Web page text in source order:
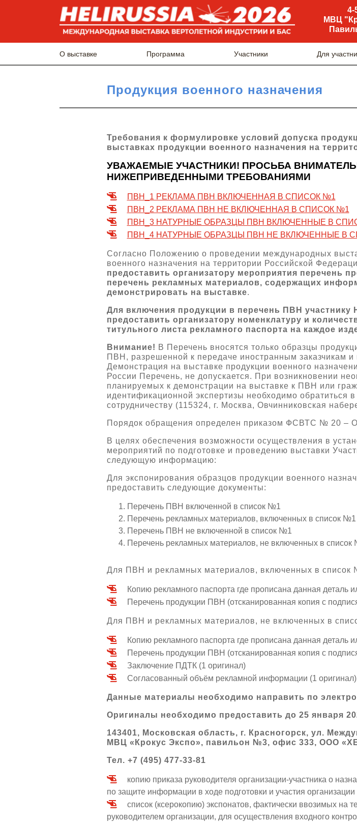
4-
МВЦ
О выставке Программа Участники Для
Продукция военного назначения
Требования к формулировке условий допуска
выставках продукции военного назначения на
УВАЖАЕМЫЕ УЧАСТНИКИ! ПРОСЬБА
НИЖЕПРИВЕДЕННЫМИ ТРЕБОВАНИЯМИ
ПВН_1 РЕКЛАМА ПВН ВКЛЮЧЕННАЯ В СПИСОК №1
ПВН_2 РЕКЛАМА ПВН НЕ ВКЛЮЧЕННАЯ В СПИСОК №1
ПВН_3 НАТУРНЫЕ ОБРАЗЦЫ ПВН ВКЛЮЧЕННЫЕ В
ПВН_4 НАТУРНЫЕ ОБРАЗЦЫ ПВН НЕ ВКЛЮЧЕННЫЕ В
Согласно Положению о проведении международных
военного назначения на территории Российской
предоставить организатору мероприятия перечень
перечень рекламных материалов, содержащих
демонстрировать на выставке.
Для включения продукции в перечень ПВН участнику
предоставить организатору номенклатуру и
титульного листа рекламного паспорта на каждое
Внимание! В Перечень вносятся только образцы
ПВН, разрешенной к передаче иностранным
Демонстрация на выставке продукции военного
России Перечень, не допускается. При возникновении
планируемых к демонстрации на выставке к ПВН или
идентификационной экспертизы необходимо обратиться
сотрудничеству (115324, г. Москва, Овчинниковская
Порядок обращения определен приказом ФСВТС № 20 –
В целях обеспечения возможности осуществления в
мероприятий по подготовке и проведению выставки
следующую информацию:
Для экспонирования образцов продукции военного
предоставить следующие документы:
Перечень ПВН включенной в список №1
Перечень рекламных материалов, включенных в список №1
Перечень ПВН не включенной в список №1
Перечень рекламных материалов, не включенных в список
Для ПВН и рекламных материалов, включенных в список
Копию рекламного паспорта где прописана данная деталь
Перечень продукции ПВН (отсканированная копия с
Для ПВН и рекламных материалов, не включенных в
Копию рекламного паспорта где прописана данная деталь
Перечень продукции ПВН (отсканированная копия с
Заключение ПДТК (1 оригинал)
Согласованный объём рекламной информации (1
Данные материалы необходимо направить по
Оригиналы необходимо предоставить до 25 января
143401, Московская область, г. Красногорск, ул.
МВЦ «Крокус Экспо», павильон №3, офис 333, ООО
Тел. +7 (495) 477-33-81
копию приказа руководителя организации-участника о
по защите информации в ходе подготовки и участия организации
список (ксерокопию) экспонатов, фактически ввозимых на
руководителем организации, для осуществления входного